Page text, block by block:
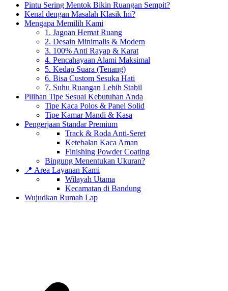
Pintu Sering Mentok Bikin Ruangan Sempit?
Kenal dengan Masalah Klasik Ini?
Mengapa Memilih Kami
1. Jagoan Hemat Ruang
2. Desain Minimalis & Modern
3. 100% Anti Rayap & Karat
4. Pencahayaan Alami Maksimal
5. Kedap Suara (Tenang)
6. Bisa Custom Sesuka Hati
7. Suhu Ruangan Lebih Stabil
Pilihan Tipe Sesuai Kebutuhan Anda
Tipe Kaca Polos & Panel Solid
Tipe Kamar Mandi & Kasa
Pengerjaan Standar Premium
Track & Roda Anti-Seret
Ketebalan Kaca Aman
Finishing Powder Coating
Bingung Menentukan Ukuran?
📍 Area Layanan Kami
Wilayah Utama
Kecamatan di Bandung
Wujudkan Rumah Lap